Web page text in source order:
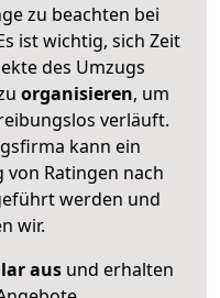
zu beachten bei
ist wichtig, sich Zeit
des Umzugs
organisieren, um
verläuft.
kann ein
Ratingen nach
werden und
wir.
ausund erhalten